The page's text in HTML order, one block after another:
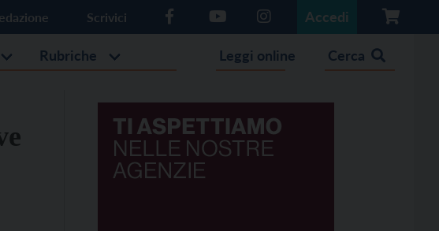
Scrivici Accedi
Rubriche Leggi online Cerca